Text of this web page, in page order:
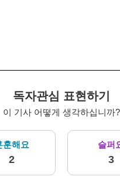
독자관심 표현하기
이 기사 어떻게 생각하십니까?
훈해요
2
슬퍼
3